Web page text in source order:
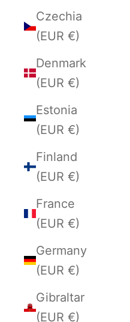
Czechia
(EUR €)
Denmark
(EUR €)
Estonia
(EUR €)
Finland
(EUR €)
France
(EUR €)
Germany
(EUR €)
Gibraltar
(EUR €)